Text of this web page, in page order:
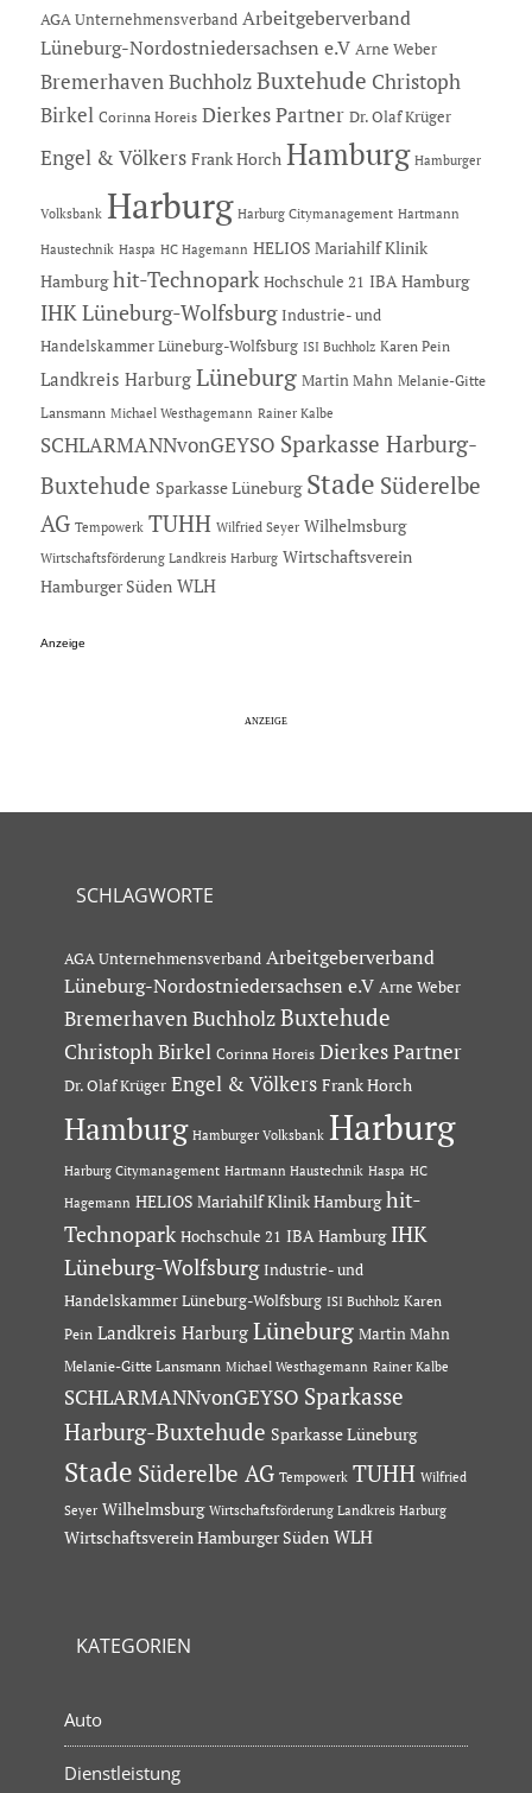
AGA Unternehmensverband Arbeitgeberverband
Lüneburg-Nordostniedersachsen e.V Arne Weber
Bremerhaven Buchholz Buxtehude Christoph
Birkel Corinna Horeis Dierkes Partner Dr. Olaf Krüger
Engel & Völkers Frank Horch Hamburg Hamburger
Volksbank Harburg Harburg Citymanagement Hartmann
Haustechnik Haspa HC Hagemann HELIOS Mariahilf Klinik
Hamburg hit-Technopark Hochschule 21 IBA Hamburg
IHK Lüneburg-Wolfsburg Industrie- und
Handelskammer Lüneburg-Wolfsburg ISI Buchholz Karen Pein
Landkreis Harburg Lüneburg Martin Mahn Melanie-Gitte
Lansmann Michael Westhagemann Rainer Kalbe
SCHLARMANNvonGEYSO Sparkasse Harburg-
Buxtehude Sparkasse Lüneburg Stade Süderelbe
AG Tempowerk TUHH Wilfried Seyer Wilhelmsburg
Wirtschaftsförderung Landkreis Harburg Wirtschaftsverein
Hamburger Süden WLH
Anzeige
SCHLAGWORTE
AGA Unternehmensverband Arbeitgeberverband
Lüneburg-Nordostniedersachsen e.V Arne Weber
Bremerhaven Buchholz Buxtehude
Christoph Birkel Corinna Horeis Dierkes Partner
Dr. Olaf Krüger Engel & Völkers Frank Horch
Hamburg Hamburger Volksbank Harburg
Harburg Citymanagement Hartmann Haustechnik Haspa HC
Hagemann HELIOS Mariahilf Klinik Hamburg hit-
Technopark Hochschule 21 IBA Hamburg IHK
Lüneburg-Wolfsburg Industrie- und
Handelskammer Lüneburg-Wolfsburg ISI Buchholz Karen
Pein Landkreis Harburg Lüneburg Martin Mahn
Melanie-Gitte Lansmann Michael Westhagemann Rainer Kalbe
SCHLARMANNvonGEYSO Sparkasse
Harburg-Buxtehude Sparkasse Lüneburg
Stade Süderelbe AG Tempowerk TUHH Wilfried
Seyer Wilhelmsburg Wirtschaftsförderung Landkreis Harburg
Wirtschaftsverein Hamburger Süden WLH
KATEGORIEN
Auto
Dienstleistung